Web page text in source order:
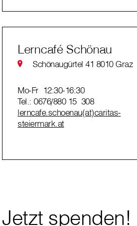
Lerncafé Schönau
Schönaugürtel 41 8010 Graz
Mo-Fr 12:30-16:30
Tel.: 0676/880 15 308
lerncafe.schoenau(at)caritas-
steiermark.at
Jetzt spenden!